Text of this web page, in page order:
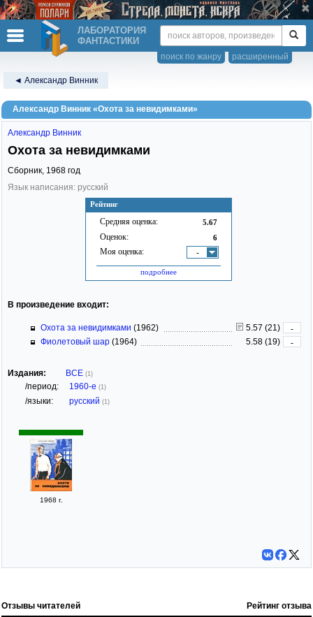
ЛАБОРАТОРИЯ
ФАНТАСТИКИ
расширенный
поиск по жанру
◄ Александр Винник
Александр Винник «Охота за невидимками»
Рейтинг
Средняя оценка: 5.67
Оценок: 6
Моя оценка: -
подробнее
Александр Винник
Охота за невидимками
Сборник, 1968 год
Язык написания: русский
В произведение входит:
Охота за невидимками (1962) 5.57 (21)
-
Фиолетовый шар (1964) 5.58 (19) -
Издания: ВСЕ (1)
/период: 1960-е (1)
/языки: русский (1)
1968 г.
Отзывы читателей Рейтинг отзыва